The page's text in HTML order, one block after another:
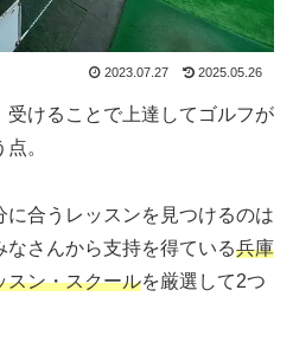
2023.07.27 2025.05.26
受けることで上達してゴルフが
。
合うレッスンを見つけるのは
さんから支持を得ている兵庫
スン・スクールを厳選して2つ